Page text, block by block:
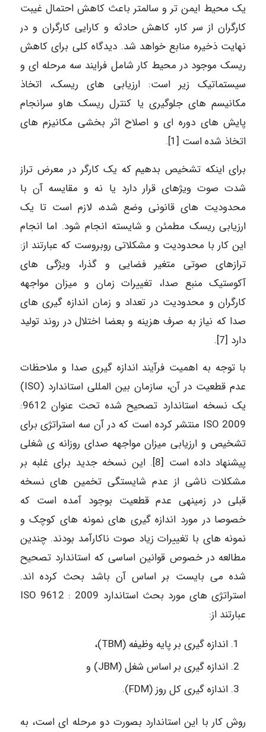
یک محیط ایمن تر و سالمتر باعث کاهش احتمال غیبت
کارگران از سر کار، کاهش حادثه و کارایی کارگران و در
نهایت ذخیره منابع خواهد شد. دیدگاه کلی برای کاهش
ریسک موجود در محیط کار شامل فرایند سه مرحله ای و
سیستماتیک زیر است: ارزیابی های ریسک، اتخاذ
مکانیسم های جلوگیری یا کنترل ریسک هاو سرانجام
پایش های دوره ای و اصلاح اثر بخشی مکانیزم های
اتخاذ شده است [1].
برای اینکه تشخیص بدهیم که یک کارگر در معرض تراز
شدت صوت ویژهای قرار دارد یا نه و مقایسه آن با
محدودیت های قانونی وضع شده، لازم است تا یک
ارزیابی ریسک مطمئن و شایسته انجام شود. اما انجام
این کار با محدودیت و مشکلاتی روبروست که عبارتند از:
ترازهای صوتی متغیر فضایی و گذرا، ویژگی های
آکوستیک منبع صدا، تغییرات زمان و میزان مواجهه
کارگران و محدودیت در تعداد و زمان اندازه گیری های
صدا که نیاز به صرف هزینه و بعضا اختلال در روند تولید
دارد [7].
با توجه به اهمیت فرآیند اندازه گیری صدا و ملاحظات
عدم قطعیت در آن، سازمان بین المللی استاندارد (ISO)
یک نسخه استاندارد تصحیح شده تحت عنوان 9612:
2009 ISO منتشر کرده است که در آن سه استراتژی برای
تشخیص و ارزیابی میزان مواجهه صدای روزانه ی شغلی
پیشنهاد داده است [8]. این نسخه جدید برای غلبه بر
مشکلات ناشی از عدم شایستگی تخمین های نسخه
قبلی در زمینهی عدم قطعیت بوجود آمده است که
خصوصا در مورد اندازه گیری های نمونه های کوچک و
نمونه های با تغییرات زیاد صوت ناکارآمد بودند. چندین
مطالعه در خصوص قوانین اساسی که استاندارد تصحیح
شده می بایست بر اساس آن باشد بحث کرده اند.
استراتژی های مورد بحث استاندارد ISO 9612 : 2009
عبارتند از:
اندازه گیری بر پایه وظیفه (TBM)،
اندازه گیری بر اساس شغل (JBM) و
اندازه گیری کل روز (FDM).
روش کار با این استاندارد بصورت دو مرحله ای است، به